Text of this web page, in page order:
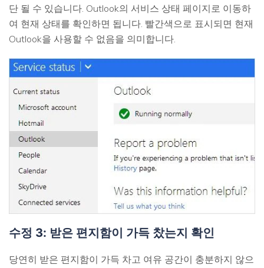
단 될 수 있습니다. Outlook의 서비스 상태 페이지로 이동하
여 현재 상태를 확인하면 됩니다. 빨간색으로 표시되면 현재
Outlook을 사용할 수 없음을 의미합니다.
수정 3: 받은 편지함이 가득 찼는지 확인
당연히 받은 편지함이 가득 차고 여유 공간이 충분하지 않으